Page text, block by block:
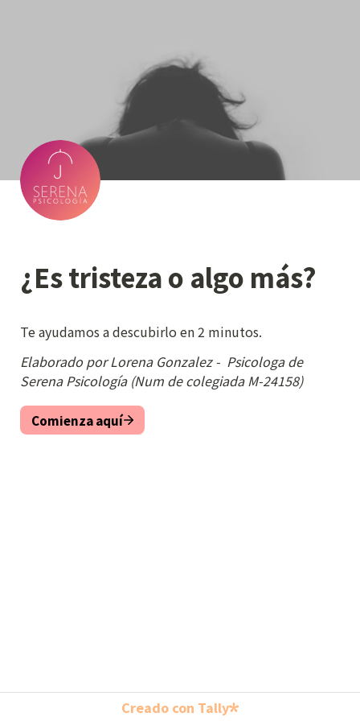
¿Es tristeza o algo más?
Te ayudamos a descubirlo en 2 minutos.
Elaborado por Lorena Gonzalez -  Psicologa de
Serena Psicología (Num de colegiada M-24158)
Comienza aquí
Creado con Tally